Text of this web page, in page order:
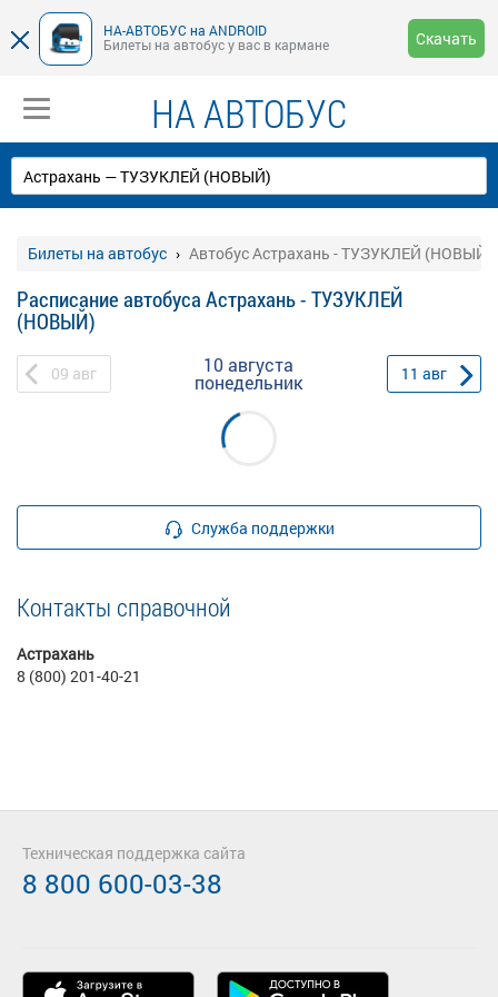
НА-АВТОБУС на ANDROID
Билеты на автобус у вас в кармане
Скачать
НА АВТОБУС
Билеты на автобус Автобус Астрахань - ТУЗУКЛЕЙ (НОВЫЙ)
Расписание автобуса Астрахань - ТУЗУКЛЕЙ
(НОВЫЙ)
09 авг 10 августа
понедельник 11 авг
Служба поддержки
Контакты справочной
Астрахань
8 (800) 201-40-21
Техническая поддержка сайта
8 800 600-03-38